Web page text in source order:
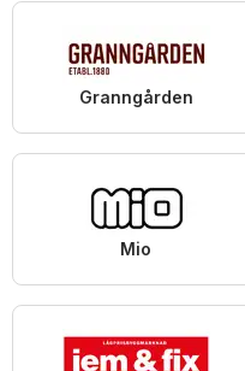
Granngården
Mio